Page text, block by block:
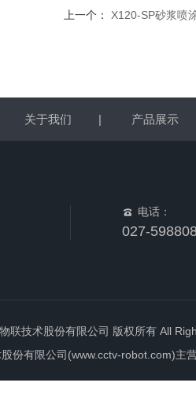
上一个： X120-SP砂浆喷
关于我们 | 产品展示
电话：
027-
联技术股份有限公司 版权所有 All
份有限公司(www.cctv-robot.com)主